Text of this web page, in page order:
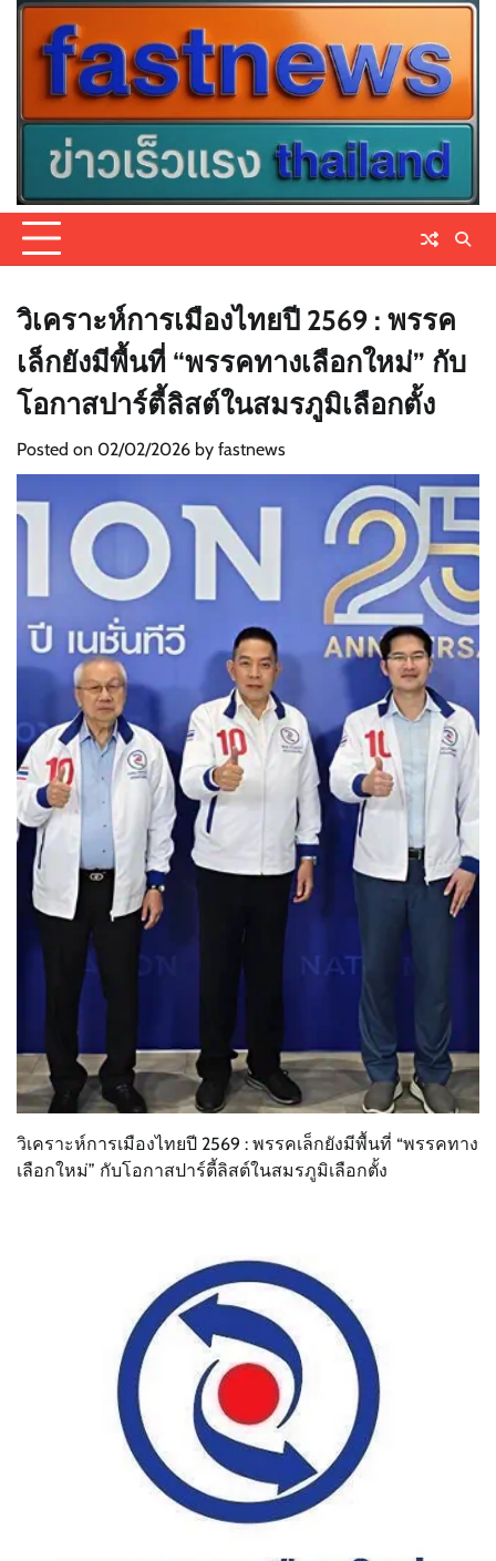
Skip
content
วิเคราะห์การเมืองไทยปี 2569 : พรรค
เล็กยังมีพื้นที่ “พรรคทางเลือกใหม่” กับ
โอกาสปาร์ตี้ลิสต์ในสมรภูมิเลือกตั้ง
Posted on 02/02/2026 by fastnews
วิเคราะห์การเมืองไทยปี 2569 : พรรคเล็กยังมีพื้นที่ “พรรคทาง
เลือกใหม่” กับโอกาสปาร์ตี้ลิสต์ในสมรภูมิเลือกตั้ง